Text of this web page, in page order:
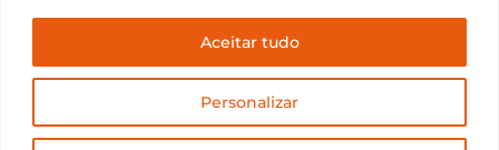
Personalizar
Aceitar tudo